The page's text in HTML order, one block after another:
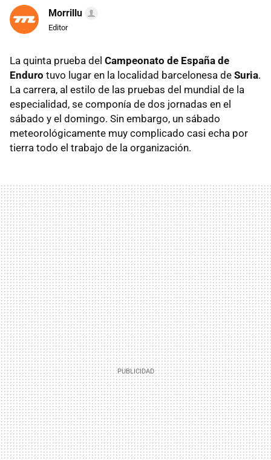
Morrillu
Editor
La quinta prueba del Campeonato de España de
Enduro tuvo lugar en la localidad barcelonesa de Suria.
La carrera, al estilo de las pruebas del mundial de la
especialidad, se componía de dos jornadas en el
sábado y el domingo. Sin embargo, un sábado
meteorológicamente muy complicado casi echa por
tierra todo el trabajo de la organización.